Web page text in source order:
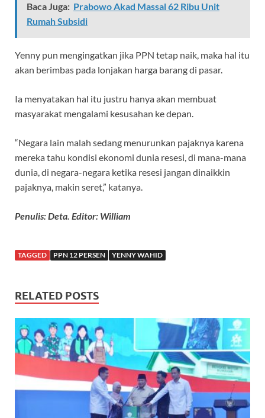
Baca Juga: Prabowo Akad Massal 62 Ribu Unit
Rumah Subsidi
Yenny pun mengingatkan jika PPN tetap naik, maka hal itu
akan berimbas pada lonjakan harga barang di pasar.
Ia menyatakan hal itu justru hanya akan membuat
masyarakat mengalami kesusahan ke depan.
“Negara lain malah sedang menurunkan pajaknya karena
mereka tahu kondisi ekonomi dunia resesi, di mana-mana
dunia, di negara-negara ketika resesi jangan dinaikkin
pajaknya, makin seret,” katanya.
Penulis: Deta. Editor: William
TAGGED PPN 12 PERSEN YENNY WAHID
RELATED POSTS